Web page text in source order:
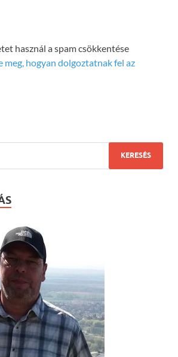
használ a spam csökkentése
meg, hogyan dolgoztatnak fel az